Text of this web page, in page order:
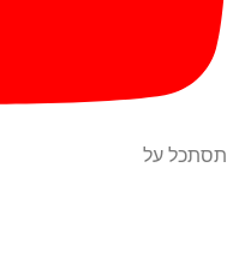
תסתכל על